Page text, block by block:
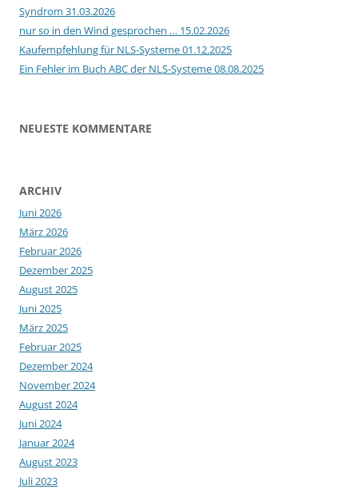
Syndrom 31.03.2026
nur so in den Wind gesprochen … 15.02.2026
Kaufempfehlung für NLS-Systeme 01.12.2025
Ein Fehler im Buch ABC der NLS-Systeme 08.08.2025
NEUESTE KOMMENTARE
ARCHIV
Juni 2026
März 2026
Februar 2026
Dezember 2025
August 2025
Juni 2025
März 2025
Februar 2025
Dezember 2024
November 2024
August 2024
Juni 2024
Januar 2024
August 2023
Juli 2023